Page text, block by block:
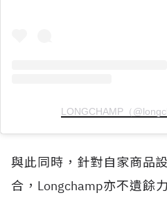
LONGCHAMP（
與此同時，針對自家商品
合，Longchamp亦不遺餘